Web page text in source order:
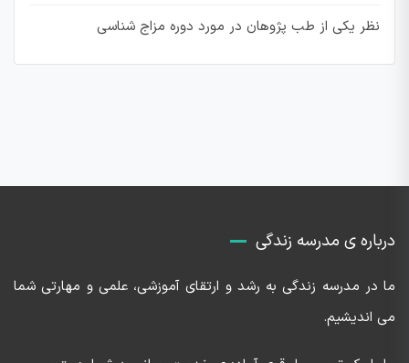
نظر یکی از طب پژوهان در مورد دوره مزاج شناسی
درباره ی مدرسه زندگی
ما در مدرسه زندگی به رشد و ارتقای آموزشی، علمی و مهارتی شما
می اندیشیم.